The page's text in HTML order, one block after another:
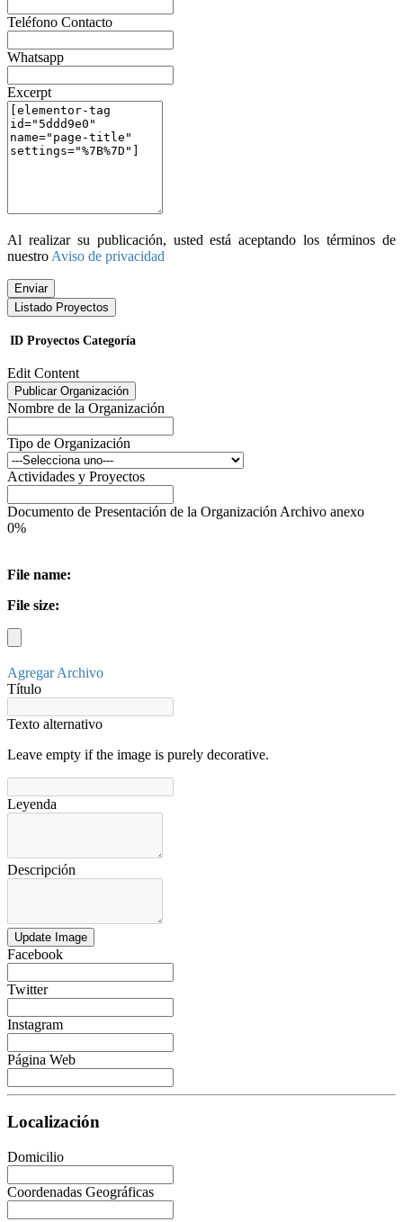
Teléfono Contacto
Whatsapp
Excerpt
Al realizar su publicación, usted está aceptando los términos de
nuestro Aviso de privacidad
Enviar
Listado Proyectos
ID Proyectos Categoría
Edit Content
Publicar Organización
Nombre de la Organización
Tipo de Organización
Actividades y Proyectos
Documento de Presentación de la Organización Archivo anexo
0%
File name:
File size:
Agregar Archivo
Título
Texto alternativo
Leave empty if the image is purely decorative.
Leyenda
Descripción
Update Image
Facebook
Twitter
Instagram
Página Web
Localización
Domicilio
Coordenadas Geográficas